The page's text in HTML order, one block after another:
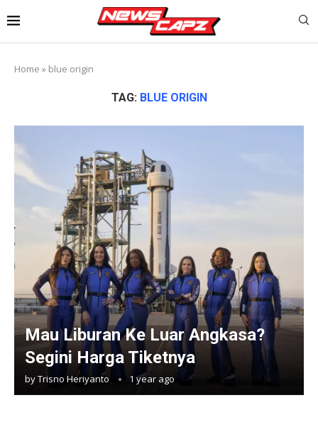
Home » blue origin
TAG: BLUE ORIGIN
Mau Liburan Ke Luar Angkasa?
Segini Harga Tiketnya
byTrisno Heriyanto 1 year ago